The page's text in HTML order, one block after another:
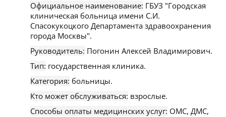
Официальное наименование: ГБУЗ "Городская
клиническая больница имени С.И.
Спасокукоцкого Департамента здравоохранения
города Москвы".
Руководитель: Погонин Алексей Владимирович.
Тип: государственная клиника.
Категория: больницы.
Кто может обслуживаться: взрослые.
Способы оплаты медицинских услуг: ОМС, ДМС,